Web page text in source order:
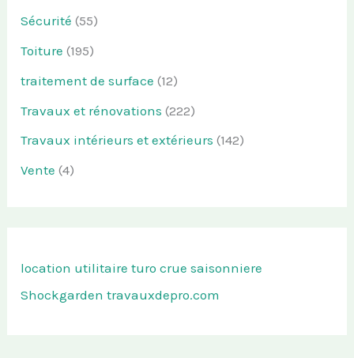
Sécurité (55)
Toiture (195)
traitement de surface (12)
Travaux et rénovations (222)
Travaux intérieurs et extérieurs (142)
Vente (4)
location utilitaire turo crue saisonniere
Shockgarden travauxdepro.com